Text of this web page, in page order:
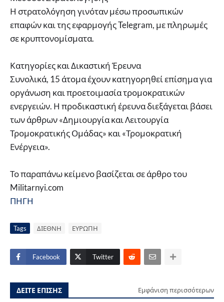
Η στρατολόγηση γινόταν μέσω προσωπικών
επαφών και της εφαρμογής Telegram, με πληρωμές
σε κρυπτονομίσματα.
Κατηγορίες και Δικαστική Έρευνα
Συνολικά, 15 άτομα έχουν κατηγορηθεί επίσημα για
οργάνωση και προετοιμασία τρομοκρατικών
ενεργειών. Η προδικαστική έρευνα διεξάγεται βάσει
των άρθρων «Δημιουργία και Λειτουργία
Τρομοκρατικής Ομάδας» και «Τρομοκρατική
Ενέργεια».
Το παραπάνω κείμενο βασίζεται σε άρθρο του
Militarnyi.com
ΠΗΓΗ
Tags ΔΙΕΘΝΗ ΕΥΡΩΠΗ
Facebook Twitter
ΔΕΙΤΕ ΕΠΙΣΗΣ Εμφάνιση περισσότερων